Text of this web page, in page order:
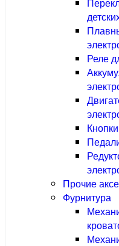
Реле
Прочие
Фурнитура